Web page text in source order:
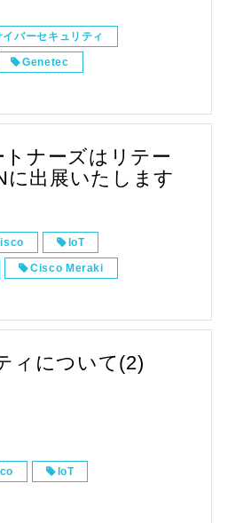
イバーセキュリティ
Genetec
Center
トフォーム
ナーズはリテー
に出展いたします
IoT
Cisco Meraki
ーション
MV シリーズ
ィについて(2)
IoT